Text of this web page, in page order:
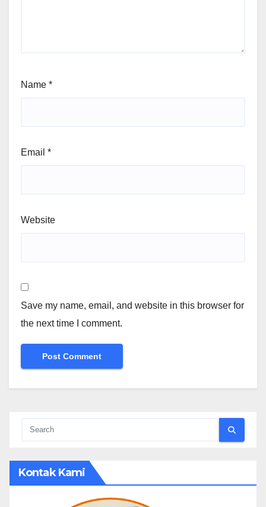
Name *
Email *
Website
Save my name, email, and website in this browser for
the next time I comment.
Kontak Kami